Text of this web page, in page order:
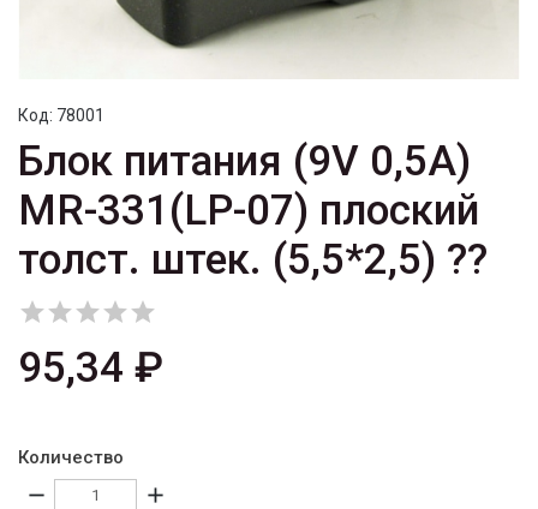
Код: 78001
Блок питания (9V 0,5A)
MR-331(LP-07) плоский
толст. штек. (5,5*2,5) ??

95,34 ₽
Количество
remove add